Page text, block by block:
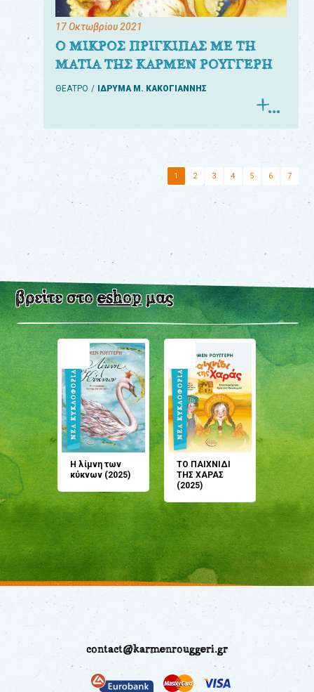
17 Οκτωβρίου 2021
Ο ΜΙΚΡΟΣ ΠΡΙΓΚΙΠΑΣ ΜΕ ΤΗ
ΜΑΤΙΑ ΤΗΣ ΚΑΡΜΕΝ ΡΟΥΓΓΕΡΗ
ΘΕΑΤΡΟ ΙΔΡΥΜΑ Μ. ΚΑΚΟΓΙΑΝΝΗΣ
1 2 3 4 5 6 7
βρείτε στοeshopμας
Η λίμνη των
κύκνων (2025)
ΤΟ ΠΑΙΧΝΙΔΙ
ΤΗΣ ΧΑΡΑΣ
(2025)
μου;
(2024)
contact@karmenrouggeri.gr